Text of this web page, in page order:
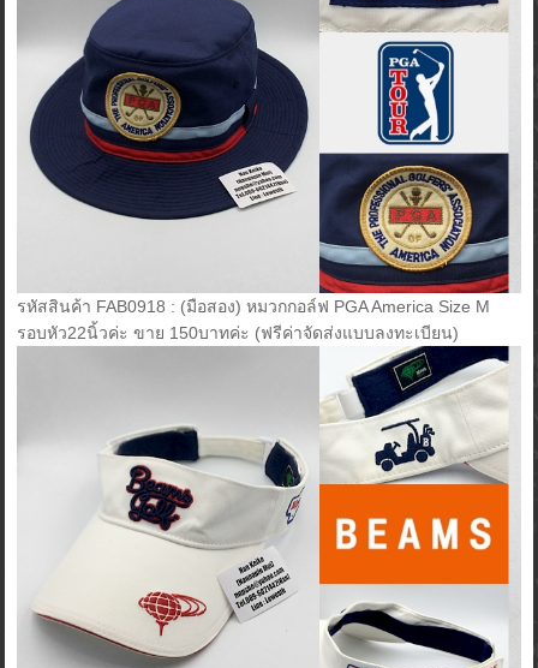
รหัสสินค้า FAB0918 : (มือสอง) หมวกกอล์ฟ PGA America Size M
รอบหัว22นิ้วค่ะ ขาย 150บาทค่ะ (ฟรีค่าจัดส่งแบบลงทะเบียน)